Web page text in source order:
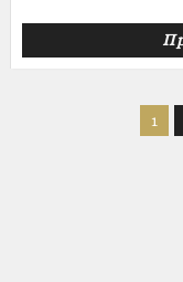
1